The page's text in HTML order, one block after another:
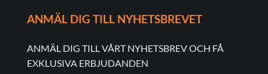
ANMÄL DIG TILL NYHETSBREVET
ANMÄL DIG TILL VÅRT NYHETSBREV OCH FÅ
EXKLUSIVA ERBJUDANDEN